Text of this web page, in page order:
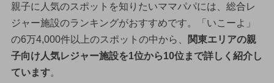
親子に人気のスポットを知りたいママパパには、総合レ
ジャー施設のランキングがおすすめです。「いこーよ」
の6万4,000件以上のスポットの中から、
関東エリアの親
子向け人気レジャー施設を1位から10位まで詳しく紹介し
ています。